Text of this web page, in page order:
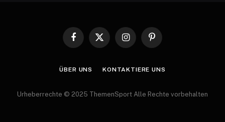
Facebook
X
InstagramPinterest
ÜBER UNS KONTAKTIERE UNS
Urheberrechte © 2025 ThemenSport Alle Rechte vorbehalten